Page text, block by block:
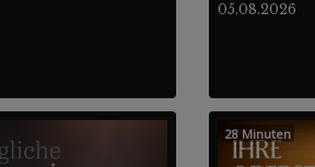
05.08.2026
28 Minuten